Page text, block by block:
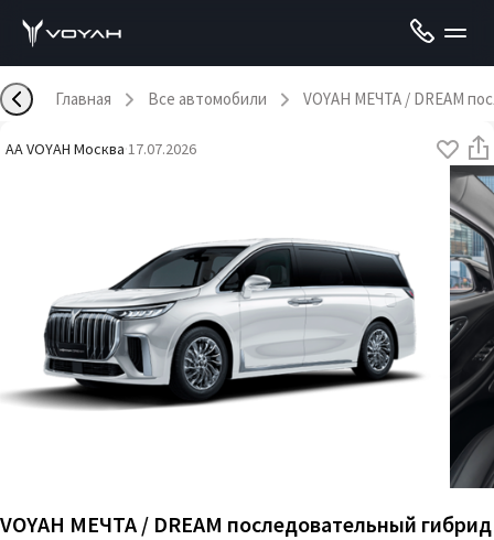
Главная Все автомобили VOYAH МЕЧТА / DREAM
AA VOYAH Москва·17.07.2026
VOYAH МЕЧТА / DREAM последовательный гибрид